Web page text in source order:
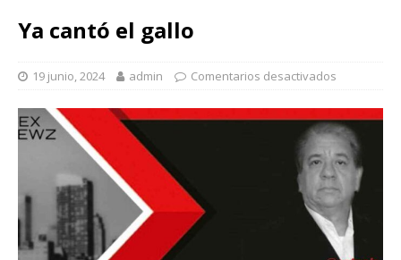
Ya cantó el gallo
19 junio, 2024 admin Comentarios desactivados